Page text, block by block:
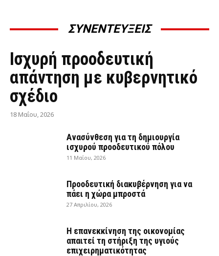
ΣΥΝΕΝΤΕΥΞΕΙΣ
ΣΥΝΕΝΤΕΎΞΕΙΣ
Ισχυρή προοδευτική
απάντηση με κυβερνητικό
σχέδιο
18 Μαΐου, 2026
Ανασύνθεση για τη δημιουργία
ισχυρού προοδευτικού πόλου
11 Μαΐου, 2026
Προοδευτική διακυβέρνηση για να
πάει η χώρα μπροστά
27 Απριλίου, 2026
Η επανεκκίνηση της οικονομίας
απαιτεί τη στήριξη της υγιούς
επιχειρηματικότητας